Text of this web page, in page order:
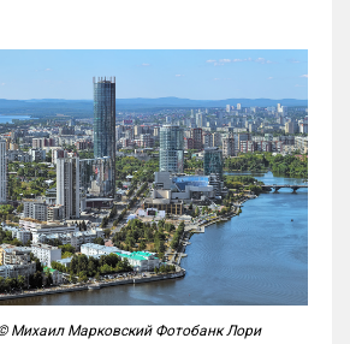
Михаил Марковский Фотобанк Лори